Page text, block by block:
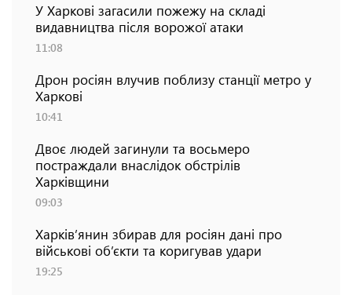
У Харкові загасили пожежу на складі
видавництва після ворожої атаки
11:08
Дрон росіян влучив поблизу станції метро у
Харкові
10:41
Двоє людей загинули та восьмеро
постраждали внаслідок обстрілів
Харківщини
09:03
Харків’янин збирав для росіян дані про
військові об’єкти та коригував удари
19:25